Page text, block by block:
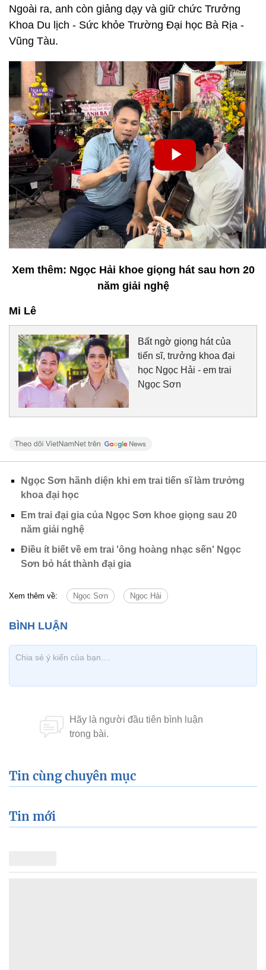
Ngoài ra, anh còn giảng dạy và giữ chức Trưởng
Khoa Du lịch - Sức khỏe Trường Đại học Bà Rịa -
Vũng Tàu.
Xem thêm: Ngọc Hải khoe giọng hát sau hơn 20
năm giải nghệ
Mi Lê
Bất ngờ giọng hát của
tiến sĩ, trưởng khoa đại
học Ngọc Hải - em trai
Ngọc Sơn
Ngọc Sơn hãnh diện khi em trai tiến sĩ làm trưởng
khoa đại học
Em trai đại gia của Ngọc Sơn khoe giọng sau 20
năm giải nghệ
Điều ít biết về em trai 'ông hoàng nhạc sến' Ngọc
Sơn bỏ hát thành đại gia
Xem thêm về: Ngọc Sơn Ngọc Hải
Tin cùng chuyên mục
Tin mới